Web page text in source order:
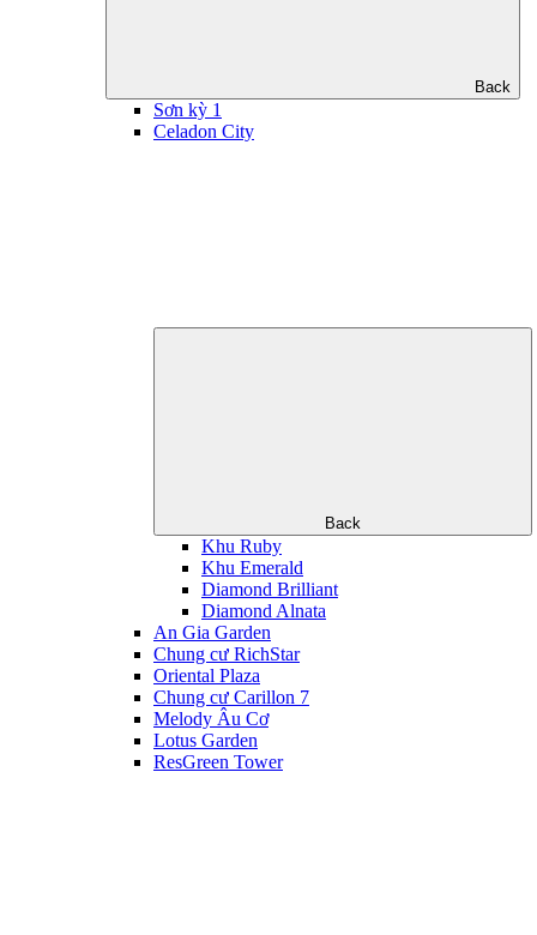
Back
Sơn kỳ 1
Celadon City
Back
Khu Ruby
Khu Emerald
Diamond Brilliant
Diamond Alnata
An Gia Garden
Chung cư RichStar
Oriental Plaza
Chung cư Carillon 7
Melody Âu Cơ
Lotus Garden
ResGreen Tower